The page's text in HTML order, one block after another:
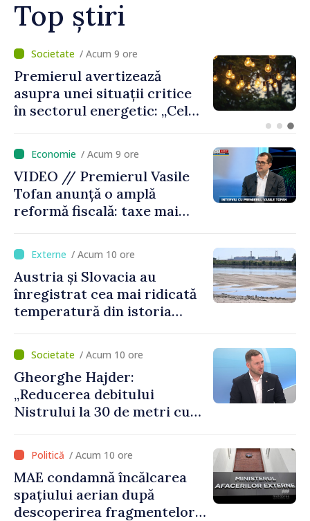
Top știri
/ Acum 9 ore
Premierul avertizează
asupra unei situații critice
în sectorul energetic: „Cel
putea cumpăra nici curent
de avarie” / Acum 9 ore
VIDEO // Premierul Vasile
Tofan anunță o amplă
reformă fiscală: taxe mai
mari pentru bănci, tutun și
jocurile de noroc
/ Acum 10 ore
Austria și Slovacia au
înregistrat cea mai ridicată
temperatură din istoria
/ Acum 10 ore
Gheorghe Hajder:
„Reducerea debitului
Nistrului la 30 de metri cubi
„catastrofă naturală”
/ Acum 10 ore
MAE condamnă încălcarea
spațiului aerian după
descoperirea fragmentelor